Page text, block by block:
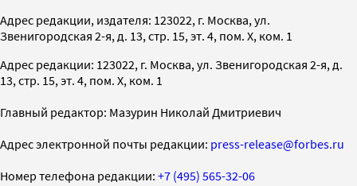
Адрес редакции, издателя: 123022, г. Москва, ул.
Звенигородская 2-я, д. 13, стр. 15, эт. 4, пом. X, ком. 1
Адрес редакции: 123022, г. Москва, ул. Звенигородская 2-я, д.
13, стр. 15, эт. 4, пом. X, ком. 1
Главный редактор: Мазурин Николай Дмитриевич
Адрес электронной почты редакции: press-release@forbes.ru
Номер телефона редакции: +7 (495) 565-32-06